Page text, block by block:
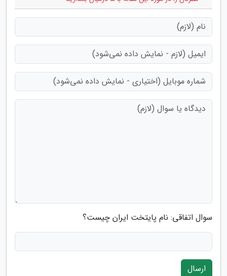
سوال اتفاقی: نام پایتخت ایران چیست؟
ارسال